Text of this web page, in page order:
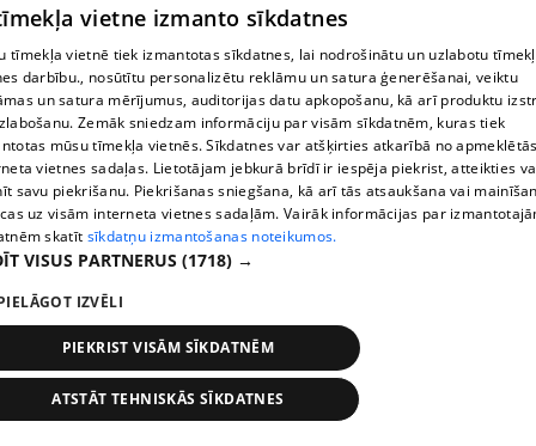
pirms 1 nedēļas, 2 dienām
Melleņu zelta drudzis: kas nosaka iepirkuma
cenu?
409. epizode
vietne izmanto sīkdatnes
tīmekļa vietnē tiek izmantotas sīkdatnes, lai nodrošinātu un uzlabotu
darbību., nosūtītu personalizētu reklāmu un satura ģenerēšanai, veiktu
un satura mērījumus, auditorijas datu apkopošanu, kā arī produktu
Zemāk sniedzam informāciju par visām sīkdatnēm, kuras tiek
mūsu tīmekļa vietnēs. Sīkdatnes var atšķirties atkarībā no
vietnes sadaļas. Lietotājam jebkurā brīdī ir iespēja piekrist, atteikties
savu piekrišanu. Piekrišanas sniegšana, kā arī tās atsaukšana vai
uz visām interneta vietnes sadaļām. Vairāk informācijas par
skatīt sīkdatņu izmantošanas noteikumos.
VISUS PARTNERUS (1718) →
IZVĒLI
PIEKRIST VISĀM SĪKDATNĒM
ATSTĀT TEHNISKĀS SĪKDATNES